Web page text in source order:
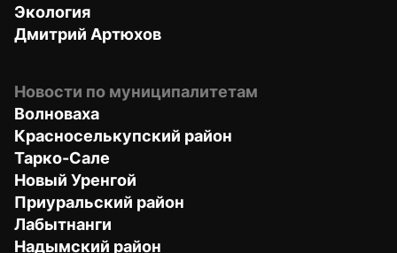
Экология
Дмитрий Артюхов
Новости по муниципалитетам
Волноваха
Красноселькупский район
Тарко-Сале
Новый Уренгой
Приуральский район
Лабытнанги
Надымский район